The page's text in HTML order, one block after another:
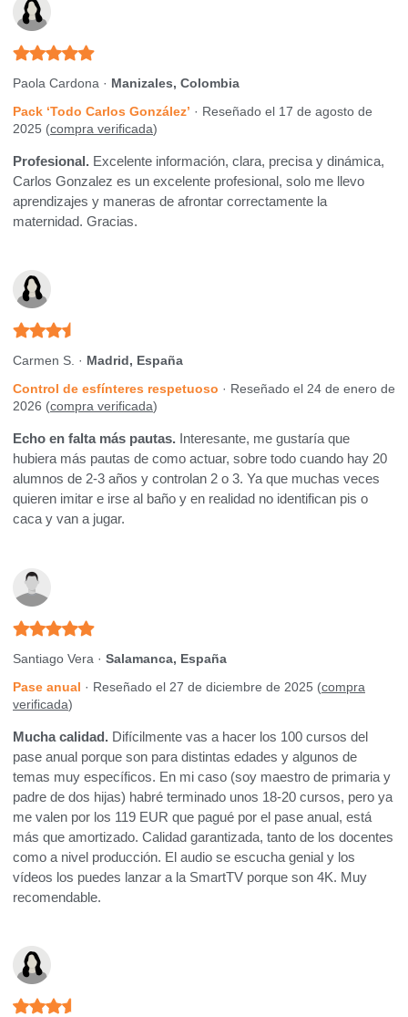
Paola Cardona · Manizales, Colombia
Pack ‘Todo Carlos González’ · Reseñado el 17 de agosto de
2025 (compra verificada)
Profesional. Excelente información, clara, precisa y dinámica,
Carlos Gonzalez es un excelente profesional, solo me llevo
aprendizajes y maneras de afrontar correctamente la
maternidad. Gracias.
Carmen S. · Madrid, España
Control de esfínteres respetuoso · Reseñado el 24 de enero de
2026 (compra verificada)
Echo en falta más pautas. Interesante, me gustaría que
hubiera más pautas de como actuar, sobre todo cuando hay 20
alumnos de 2-3 años y controlan 2 o 3. Ya que muchas veces
quieren imitar e irse al baño y en realidad no identifican pis o
caca y van a jugar.
Santiago Vera · Salamanca, España
Pase anual · Reseñado el 27 de diciembre de 2025 (compra
verificada)
Mucha calidad. Difícilmente vas a hacer los 100 cursos del
pase anual porque son para distintas edades y algunos de
temas muy específicos. En mi caso (soy maestro de primaria y
padre de dos hijas) habré terminado unos 18-20 cursos, pero ya
me valen por los 119 EUR que pagué por el pase anual, está
más que amortizado. Calidad garantizada, tanto de los docentes
como a nivel producción. El audio se escucha genial y los
vídeos los puedes lanzar a la SmartTV porque son 4K. Muy
recomendable.